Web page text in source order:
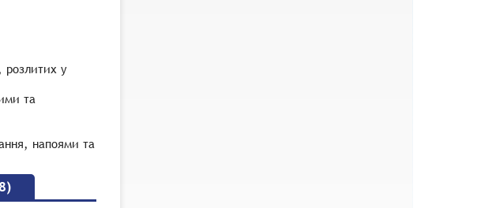
розлитих у
та
напоями та